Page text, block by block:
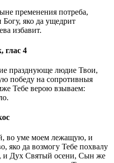
пременения потреба,
яко да ущедрит
избавит.
глас 4
празднующе людие Твои,
победу на сопротивныя
Тебе верою взываем:
во уме моем лежащую, и
яко да возмогу Тебе похвалу
и Дух Святый осени, Сын же